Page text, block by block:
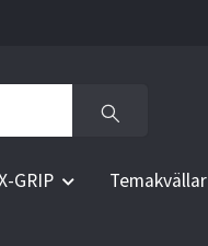
GRIP Temakvällar